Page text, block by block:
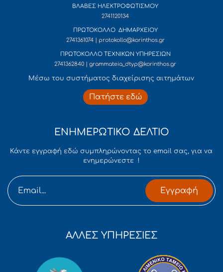
ΒΛΑΒΕΣ ΗΛΕΚΤΡΟΦΩΤΙΣΜΟΥ
2741120134
ΠΡΩΤΟΚΟΛΛΟ ΔΗΜΑΡΧΕΙΟΥ
2741361074 | protokollo@korinthos.gr
ΠΡΩΤΟΚΟΛΛΟ ΤΕΧΝΙΚΩΝ ΥΠΗΡΕΣΙΩΝ
2741362840 | grammateia_dtyp@korinthos.gr
Mέσω του συστήματος διαχείρισης αιτημάτων
Πατήστε εδώ
ΕΝΗΜΕΡΩΤΙΚΟ ΔΕΛΤΙΟ
Κάντε εγγραφή εδώ συμπληρώνοντας το email σας, για να
ενημερώνεστε !
Εγγραφή
ΑΛΛΕΣ ΥΠΗΡΕΣΙΕΣ